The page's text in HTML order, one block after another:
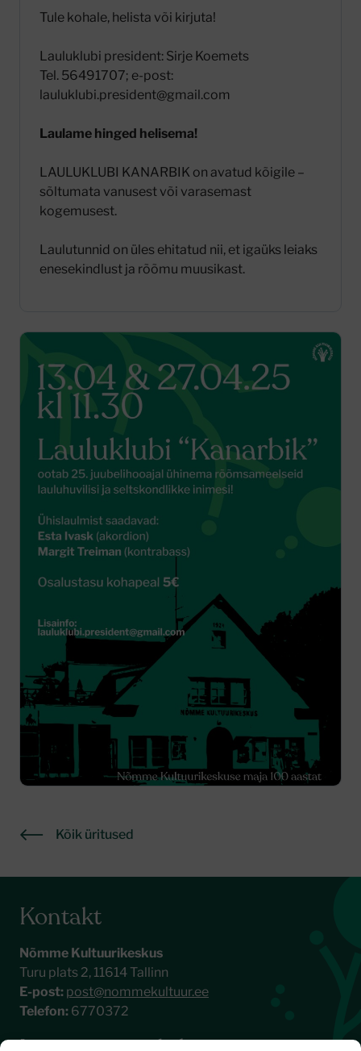
Tule kohale, helista või kirjuta!
Lauluklubi president: Sirje Koemets
Tel. 56491707; e-post:
lauluklubi.president@gmail.com
Laulame hinged helisema!
LAULUKLUBI KANARBIK on avatud kõigile –
sõltumata vanusest või varasemast
kogemusest.
Laulutunnid on üles ehitatud nii, et igaüks leiaks
enesekindlust ja rõõmu muusikast.
Kõik üritused
Kontakt
Nõmme Kultuurikeskus
Turu plats 2, 11614 Tallinn
E-post: post@nommekultuur.ee
Telefon: 6770372